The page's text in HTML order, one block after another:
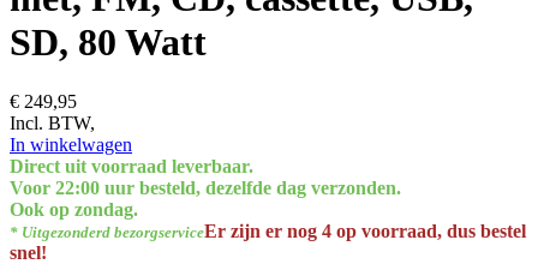
SD, 80 Watt
€ 249,95
Incl. BTW,
In winkelwagen
Direct uit voorraad leverbaar.
Voor 22:00 uur besteld, dezelfde dag verzonden.
Ook op zondag.
* Uitgezonderd bezorgserviceEr zijn er nog 4 op voorraad, dus bestel
snel!